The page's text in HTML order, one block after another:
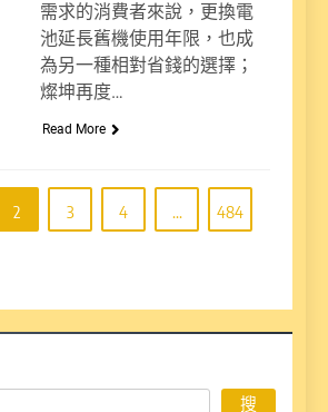
需求的消費者來說，更換電
池延長舊機使用年限，也成
為另一種相對省錢的選擇；
燦坤再度…
Read More
2 3 4 ... 484
搜